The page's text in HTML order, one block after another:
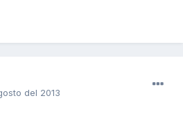
del 2013